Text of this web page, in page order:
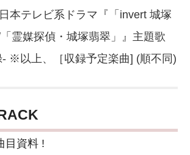
本テレビ系ドラマ『「invert 城塚
霊媒探偵・城塚翡翠」』主題歌
- ※以上、［収録予定楽曲] (順不同)
目資料 !